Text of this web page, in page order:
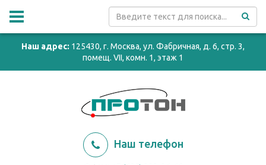
Наш адрес: 125430, г. Москва, ул. Фабричная, д. 6, стр. 3,
помещ. VII, комн. 1, этаж 1
Наш телефон